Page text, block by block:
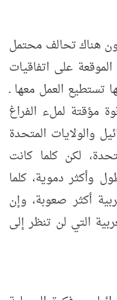
هناك تحالف محتمل
على اتفاقيات
تستطيع العمل معها ـ
مؤقتة لملء الفراغ
والولايات المتحدة
لكن كلما كانت
وأكثر دموية، كلما
أكثر صعوبة، وإن
التي لن تنظر إلى